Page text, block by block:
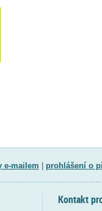
e-mailem prohlášení o
Kontakt